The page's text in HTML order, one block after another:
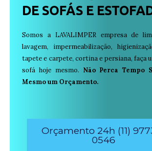
DE SOFÁS E
Somos a LAVALIMPER empresa de
lavagem, impermeabilização,
tapete e carpete, cortina e persiana, faça
sofá hoje mesmo. Não Perca Tempo
Mesmo um Orçamento.
Orçamento 24h (11)
0546